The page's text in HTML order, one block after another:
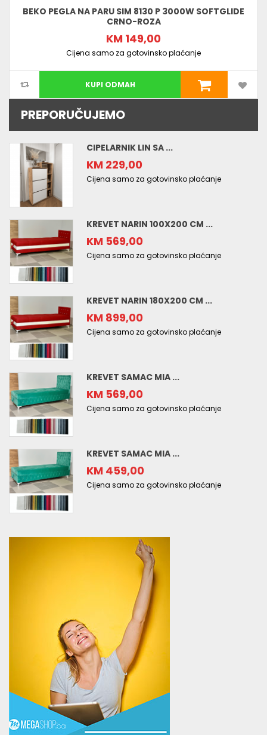
BEKO PEGLA NA PARU SIM 8130 P 3000W SOFTGLIDE
CRNO-ROZA
KM 149,00
Cijena samo za gotovinsko plaćanje
KUPI ODMAH
PREPORUČUJEMO
CIPELARNIK LIN SA ...
KM 229,00
Cijena samo za gotovinsko plaćanje
KREVET NARIN 100X200 CM ...
KM 569,00
Cijena samo za gotovinsko plaćanje
KREVET NARIN 180X200 CM ...
KM 899,00
Cijena samo za gotovinsko plaćanje
KREVET SAMAC MIA ...
KM 569,00
Cijena samo za gotovinsko plaćanje
KREVET SAMAC MIA ...
KM 459,00
Cijena samo za gotovinsko plaćanje